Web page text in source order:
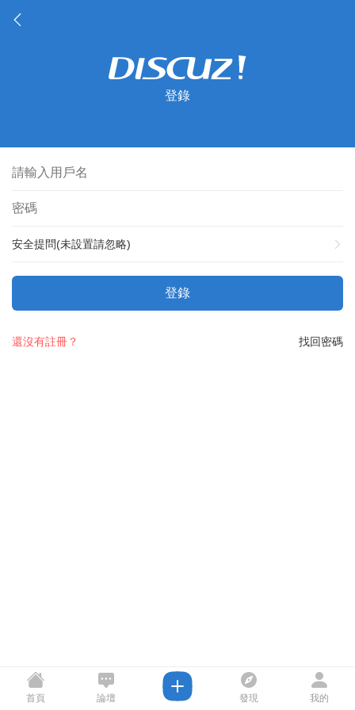
登錄
安全提問(未設置請忽略)
登錄
找回密碼
還沒有註冊？
首頁 論壇 發現 我的